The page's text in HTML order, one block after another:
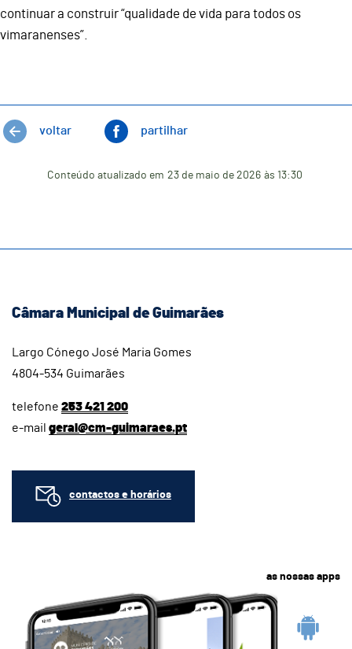
continuar a construir “qualidade de vida para todos os
vimaranenses”.
voltar partilhar
Conteúdo atualizado em 23 de maio de 2026 às 13:30
Câmara Municipal de Guimarães
Largo Cónego José Maria Gomes
4804-534 Guimarães
telefone 253 421 200
e-mail geral@cm-guimaraes.pt
contactos e horários
as nossas apps